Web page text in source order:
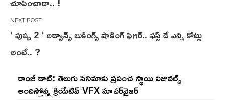
‘ పుష్ప 2 ‘ అడ్వాన్స్ బుకింగ్స్ షాకింగ్ ఫిగర్.. ఫస్ట్ డే ఎన్ని కోట్లు
అంటే.. ?
రాంజీ డాట్: తెలుగు సినిమాకు ప్రపంచ స్థాయి విజువల్స్
అందిస్తోన్న క్రియేటివ్ VFX సూపర్‌వైజర్